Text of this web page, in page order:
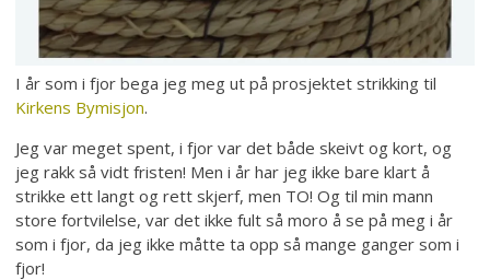
I år som i fjor bega jeg meg ut på prosjektet strikking til
Kirkens Bymisjon.
Jeg var meget spent, i fjor var det både skeivt og kort, og
jeg rakk så vidt fristen! Men i år har jeg ikke bare klart å
strikke ett langt og rett skjerf, men TO! Og til min mann
store fortvilelse, var det ikke fult så moro å se på meg i år
som i fjor, da jeg ikke måtte ta opp så mange ganger som i
fjor!